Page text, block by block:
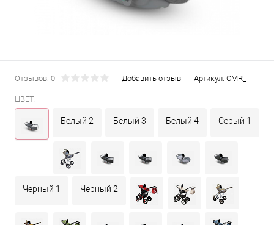
Отзывов: 0 Добавить отзыв Артикул: CMR_
ЦВЕТ:
Белый 2 Белый 3 Белый 4 Серый 1
Черный 1 Черный 2